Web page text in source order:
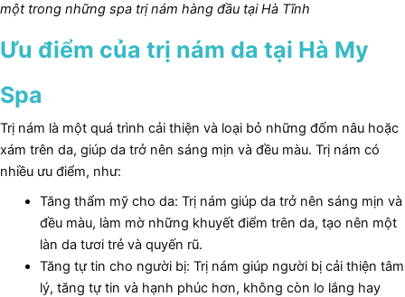
một trong những spa trị nám hàng đầu tạiHà Tĩnh
Ưu điểm của trị nám da tại Hà My
Spa
Trị nám là một quá trình cải thiện và loại bỏ những đốm nâu hoặc
xám trên da, giúp da trở nên sáng mịn và đều màu. Trị nám có
nhiều ưu điểm, như:
Tăng thẩm mỹ cho da: Trị nám giúp da trở nên sáng mịn và
đều màu, làm mờ những khuyết điểm trên da, tạo nên một
làn da tươi trẻ và quyến rũ.
Tăng tự tin cho người bị: Trị nám giúp người bị cải thiện tâm
lý, tăng tự tin và hạnh phúc hơn, không còn lo lắng hay